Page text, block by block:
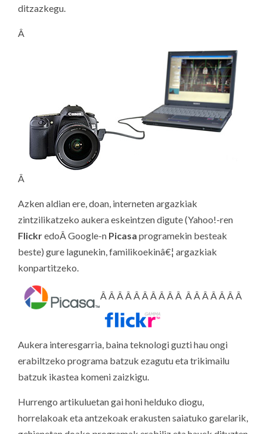
ditzazkegu.
Â
Â
Azken aldian ere, doan, interneten argazkiak
zintzilikatzeko aukera eskeintzen digute (Yahoo!-ren
FlickredoÂ Google-n Picasa programekin besteak
beste) gure lagunekin, familikoekinâ€¦ argazkiak
konpartitzeko.
Â Â Â Â Â Â Â Â Â Â Â Â Â Â Â Â Â
Aukera interesgarria, baina teknologi guzti hau ongi
erabiltzeko programa batzuk ezagutu eta trikimailu
batzuk ikastea komeni zaizkigu.
Hurrengo artikuluetan gai honi helduko diogu,
horrelakoak eta antzekoak erakusten saiatuko garelarik,